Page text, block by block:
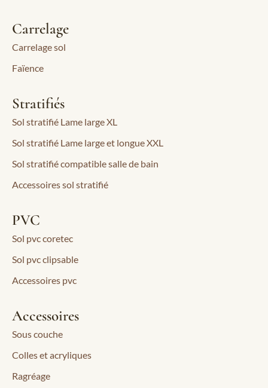
Carrelage
Carrelage sol
Faïence
Stratifiés
Sol stratifié Lame large XL
Sol stratifié Lame large et longue XXL
Sol stratifié compatible salle de bain
Accessoires sol stratifié
PVC
Sol pvc coretec
Sol pvc clipsable
Accessoires pvc
Accessoires
Sous couche
Colles et acryliques
Ragréage